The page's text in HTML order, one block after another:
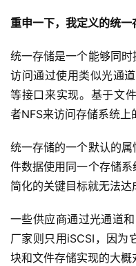
重申一下，我定义的统一
统一存储是一个能够同
访问通过使用类似光通
等接口来实现。基于文
者NFS来访问存储系统上
统一存储的一个默认的
件数据使用同一个存储
简化的关键目标就无法
一些供应商通过光通道
厂家则只用iSCSI，因为
块和文件存储实现的大概